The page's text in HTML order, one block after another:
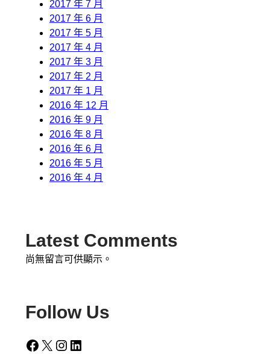
2017 年 7 月
2017 年 6 月
2017 年 5 月
2017 年 4 月
2017 年 3 月
2017 年 2 月
2017 年 1 月
2016 年 12 月
2016 年 9 月
2016 年 8 月
2016 年 6 月
2016 年 5 月
2016 年 4 月
Latest Comments
尚無留言可供顯示。
Follow Us
Facebook X Instagram LinkedIn